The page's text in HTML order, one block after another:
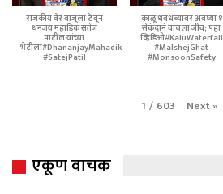
राजकीय वैर बाजूला ठेवून
धनंजय महाडिक सतेज
पाटील यांच्या
भेटीला#DhananjayMahadik
#SatejPatil
काळू धबधब्यावर अवघ्या १
सेकंदाने वाचला जीव; पहा
व्हिडिओ#KaluWaterfall
#MalshejGhat
#MonsoonSafety
1 / 603 Next»
एकूण वाचक